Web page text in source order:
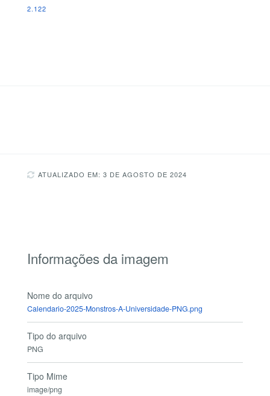
2.122
ATUALIZADO EM: 3 DE AGOSTO DE 2024
Informações da imagem
Nome do arquivo
Calendario-2025-Monstros-A-Universidade-PNG.png
Tipo do arquivo
PNG
Tipo Mime
image/png